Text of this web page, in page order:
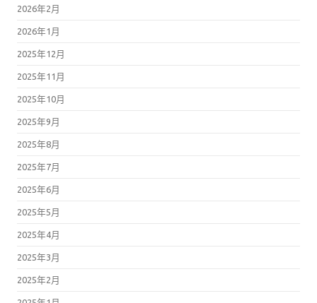
2026年2月
2026年1月
2025年12月
2025年11月
2025年10月
2025年9月
2025年8月
2025年7月
2025年6月
2025年5月
2025年4月
2025年3月
2025年2月